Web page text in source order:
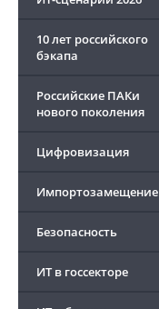
10 лет российского
бэкапа
Российские ПАКи
нового поколения
Цифровизация
Импортозамещение
Безопасность
ИТ в госсекторе